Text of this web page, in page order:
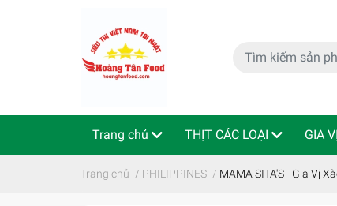
Trang chủ THỊT CÁC LOẠI GIA
特定商取引法 Indo - ThaiLan
Trang chủ / PHILIPPINES / MAMA SITA'S - Gia Vị